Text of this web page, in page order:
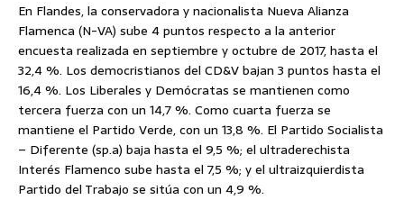
En Flandes, la conservadora y nacionalista Nueva Alianza
Flamenca (N-VA) sube 4 puntos respecto a la anterior
encuesta realizada en septiembre y octubre de 2017, hasta el
32,4 %. Los democristianos del CD&V bajan 3 puntos hasta el
16,4 %. Los Liberales y Demócratas se mantienen como
tercera fuerza con un 14,7 %. Como cuarta fuerza se
mantiene el Partido Verde, con un 13,8 %. El Partido Socialista
– Diferente (sp.a) baja hasta el 9,5 %; el ultraderechista
Interés Flamenco sube hasta el 7,5 %; y el ultraizquierdista
Partido del Trabajo se sitúa con un 4,9 %.